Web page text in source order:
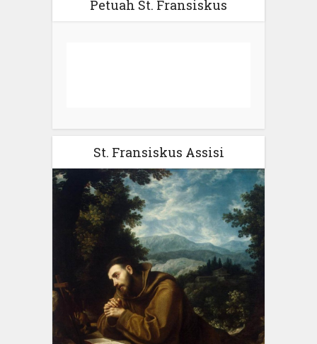
Petuah St. Fransiskus
St. Fransiskus Assisi